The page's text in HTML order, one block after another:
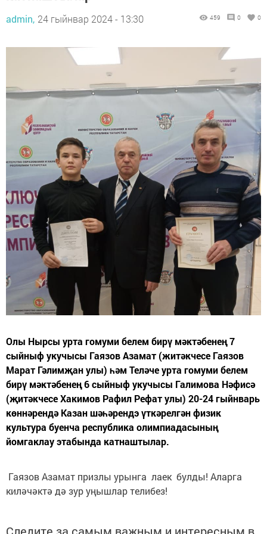
admin, 24 гыйнвар 2024 - 13:30 459 0 0
Олы Нырсы урта гомуми белем бирү мәктәбенең 7
сыйныф укучысы Гаязов Азамат (житәкчесе Гаязов
Марат Гәлимҗан улы) һәм Теләче урта гомуми белем
бирү мәктәбенең 6 сыйныф укучысы Галимова Нәфисә
(җитәкчесе Хакимов Рафил Рефат улы) 20-24 гыйнварь
көннәрендә Казан шәһәрендэ үткәрелгән физик
культура буенча республика олимпиадасының
йомгаклау этабында катнаштылар.
Гаязов Азамат призлы урынга лаек булды! Аларга
киләчәктә дә зур уңышлар телибез!